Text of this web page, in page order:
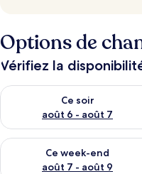
Options de
Vérifiez la
Ce soir
août 6 - août 7
Vérifier la disponibilité
Ce week-end
août 7 - août 9
Vérifier la disponibilité